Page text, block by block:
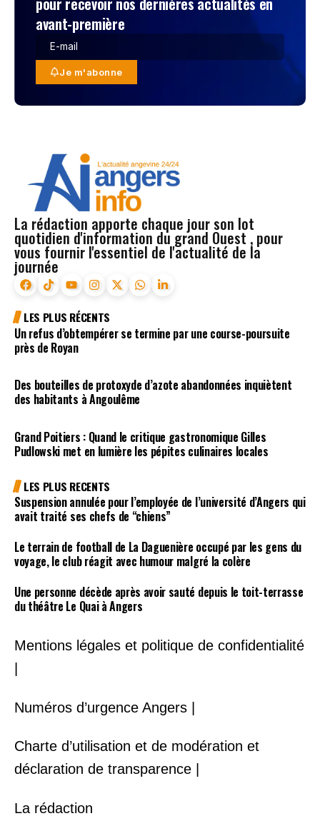
avant-première
Je m'abonne
La rédaction apporte chaque jour son lot
quotidien d'information du grand Ouest , pour
vous fournir l'essentiel de l'actualité de la
journée
LES PLUS RÉCENTS
Un refus d’obtempérer se termine par une course-poursuite
près de Royan
Des bouteilles de protoxyde d’azote abandonnées inquiètent
des habitants à Angoulême
Grand Poitiers : Quand le critique gastronomique Gilles
Pudlowski met en lumière les pépites culinaires locales
LES PLUS RECENTS
Suspension annulée pour l’employée de l’université d’Angers qui
avait traité ses chefs de “chiens”
Le terrain de football de La Daguenière occupé par les gens du
voyage, le club réagit avec humour malgré la colère
Une personne décède après avoir sauté depuis le toit-terrasse
du théâtre Le Quai à Angers
Mentions légales et politique de confidentialité
Numéros d’urgence Angers |
Charte d’utilisation et de modération et
déclaration de transparence |
La rédaction